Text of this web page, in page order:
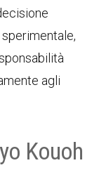
agli
Kouoh